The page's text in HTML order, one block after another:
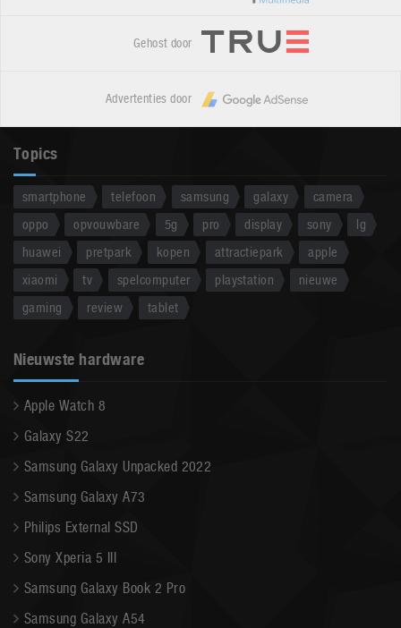
Gehost door
Advertenties door
Topics
smartphone telefoon samsung galaxy
camera
oppo
opvouwbare 5g pro display sony
lg
huawei
pretpark kopen attractiepark
apple
xiaomi
tv spelcomputer playstation
nieuwe
gaming
review tablet
Nieuwste hardware
Apple Watch 8
Galaxy S22
Samsung Galaxy Unpacked 2022
Samsung Galaxy A73
Philips External SSD
Sony Xperia 5 III
Samsung Galaxy Book 2 Pro
Samsung Galaxy A54